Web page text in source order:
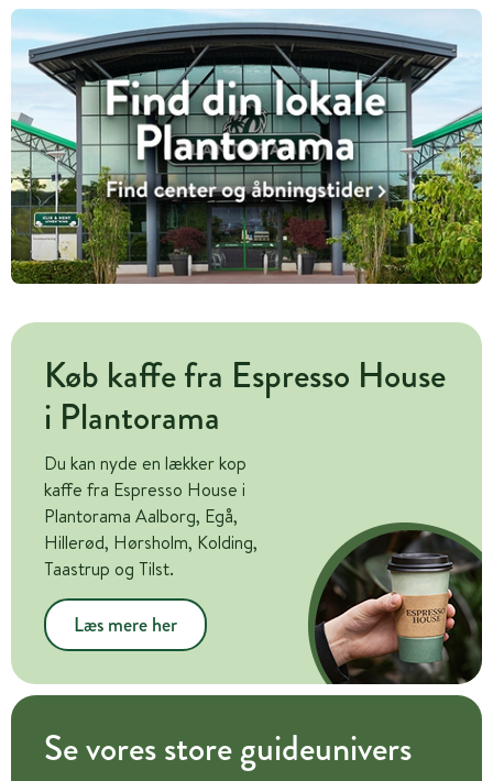
Køb kaffe fra Espresso House
i Plantorama
Du kan nyde en lækker kop
kaffe fra Espresso House i
Plantorama Aalborg, Egå,
Hillerød, Hørsholm, Kolding,
Taastrup og Tilst.
Læs mere her
Se vores store guideunivers